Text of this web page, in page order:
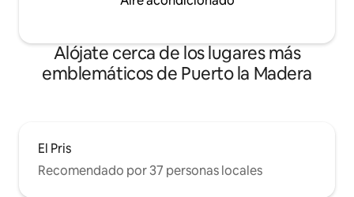
Alójate cerca de los lugares más
emblemáticos de Puerto la Madera
El Pris
Recomendado por 37 personas locales